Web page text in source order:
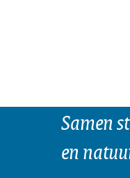
Samen
en